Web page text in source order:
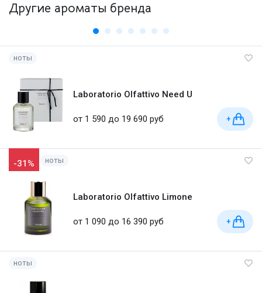
Другие ароматы бренда
ноты
Laboratorio Olfattivo Need U
от 1 590 до 19 690 руб +
-31% ноты
Laboratorio Olfattivo Limone
от 1 090 до 16 390 руб +
ноты